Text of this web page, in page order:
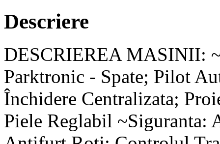
Descriere
DESCRIEREA MASINII:
Parktronic - Spate; Pilot
Închidere Centralizata;
Piele Reglabil ~Siguranta: